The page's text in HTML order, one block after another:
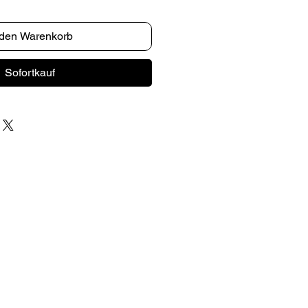
Warenkorb
Sofortkauf